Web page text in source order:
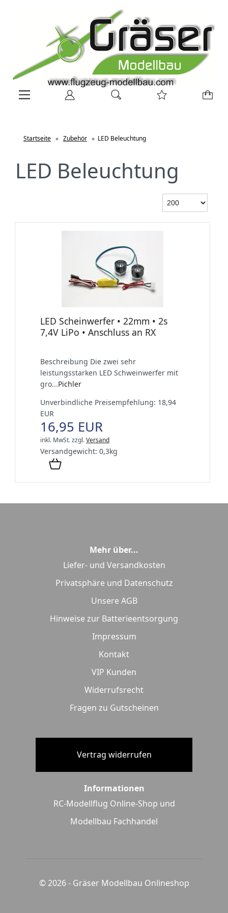
Startseite » Zubehör » LED Beleuchtung
LED Beleuchtung
LED Scheinwerfer • 22mm • 2s
7,4V LiPo • Anschluss an RX
Beschreibung Die zwei sehr
leistungsstarken LED Schweinwerfer mit
gro...Pichler
Unverbindliche Preisempfehlung: 18,94
EUR
16,95 EUR
inkl. MwSt.zzgl.Versand
Versandgewicht: 0,3kg
Mehr über...
Liefer- und Versandkosten
Privatsphäre und Datenschutz
Unsere AGB
Hinweise zur Batterieentsorgung
Impressum
Kontakt
VIP Kunden
Widerrufsrecht
Fragen zu Gutscheinen
Vertrag widerrufen
Informationen
RC-Modellflug Online-Shop und
Modellbau Fachhandel
© 2026 - Gräser Modellbau Onlineshop